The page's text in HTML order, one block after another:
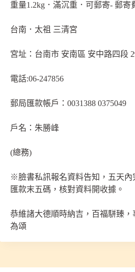
重量1.2kg．滿沉重．可郵寄- 郵寄
台南．太祖 三清宮
宮址：台南市 安南區 安中路四段
電話:06-247856
郵局匯款帳戶：0031388 0375049
戶名：朱勝峰
(總務)
※臉書私訊報名資料告知，五天內
匯款末五碼，核對資料開收據。
恭維諸大德順時納吉，百福駢臻，
為頌